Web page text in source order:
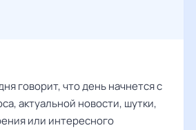
говорит, что день начнется с
актуальной новости, шутки,
или интересного